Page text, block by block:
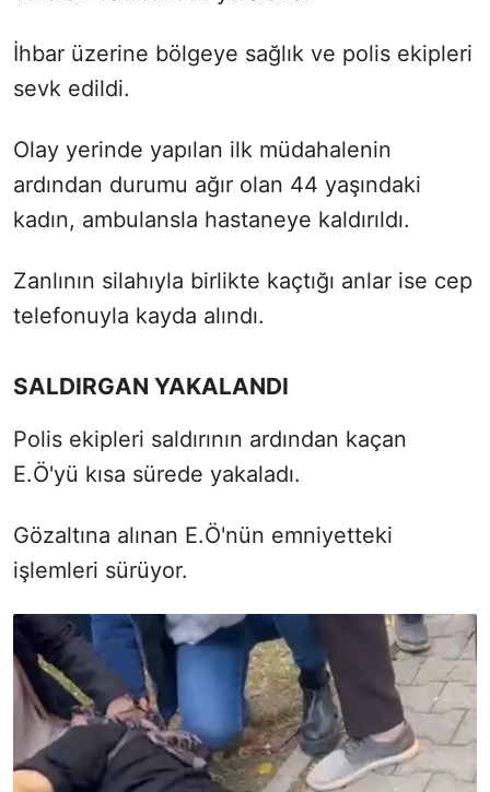
İhbar üzerine bölgeye sağlık ve polis ekipleri
sevk edildi.
Olay yerinde yapılan ilk müdahalenin
ardından durumu ağır olan 44 yaşındaki
kadın, ambulansla hastaneye kaldırıldı.
Zanlının silahıyla birlikte kaçtığı anlar ise cep
telefonuyla kayda alındı.
SALDIRGAN YAKALANDI
Polis ekipleri saldırının ardından kaçan
E.Ö'yü kısa sürede yakaladı.
Gözaltına alınan E.Ö'nün emniyetteki
işlemleri sürüyor.